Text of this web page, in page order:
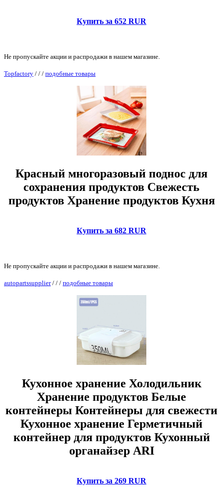
Купить за 652 RUR
Не пропускайте акции и распродажи в нашем магазине.
Topfactory / / / подобные товары
Красный многоразовый поднос для
сохранения продуктов Свежесть
продуктов Хранение продуктов Кухня
Купить за 682 RUR
Не пропускайте акции и распродажи в нашем магазине.
autopartssupplier/ / / подобные товары
Кухонное хранение Холодильник
Хранение продуктов Белые
контейнеры Контейнеры для свежести
Кухонное хранение Герметичный
контейнер для продуктов Кухонный
органайзер ARI
Купить за 269 RUR